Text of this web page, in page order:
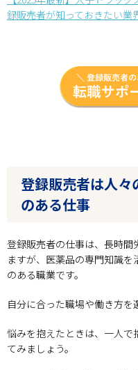
録販売者が知っておきたい業
登録販売者は人々
のある仕事
登録販売者の仕事は、長時間
ますが、医薬品の専門知識
のある職業です。
自分に合った職場や働き方を
悩みを抱えたときは、一人
てみましょう。